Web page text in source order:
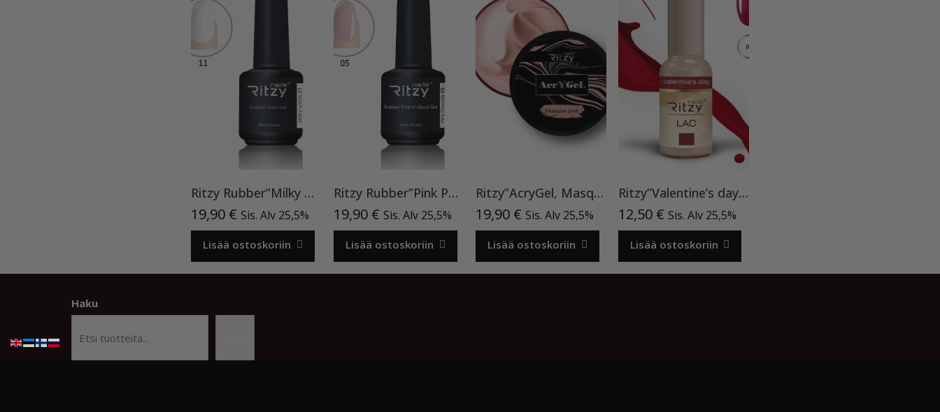
Ritzy Rubber”Milky White”11 , alusgeeli
19,90 € Sis. Alv 25,5%
Lisää ostoskoriin
Ritzy Rubber”Pink Powder”05, 15ml, aluslakka TPO vapaa
19,90 € Sis. Alv 25,5%
Lisää ostoskoriin
Ritzy”AcryGel, Masque Pink”15ml TPO-VAPAA
19,90 € Sis. Alv 25,5%
Lisää ostoskoriin
Ritzy”Valentine’s day”90, geelilakka TPO vapaa
12,50 € Sis. Alv 25,5%
Lisää ostoskoriin
Haku